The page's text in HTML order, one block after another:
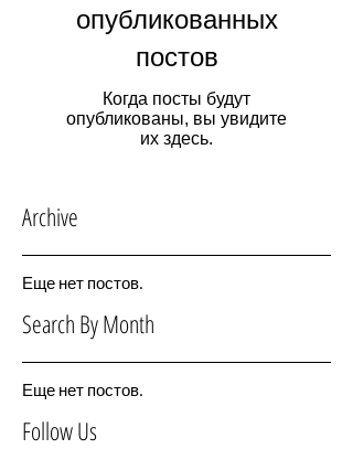
опубликованных
постов
Когда посты будут
опубликованы, вы увидите
их здесь.
Archive
Еще нет постов.
Search By Month
Еще нет постов.
Follow Us